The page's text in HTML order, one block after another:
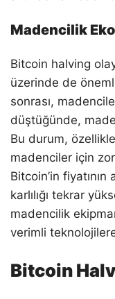
Madencilik
Bitcoin halving
üzerinde de
sonrası,
düştüğünde,
Bu durum,
madenciler için
Bitcoin’in
karlılığı tekrar
madencilik
verimli teknolojilere
Bitcoin